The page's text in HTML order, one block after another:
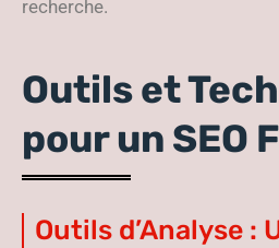
recherche.
Outils et
pour un SEO
Outils d’Analyse :